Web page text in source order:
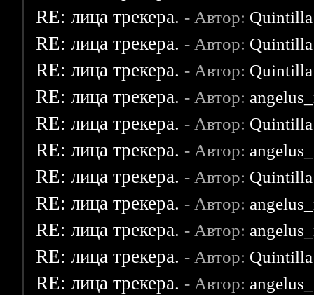
RE: лица трекера. - Автор: Quintilla
RE: лица трекера. - Автор: Quintilla
RE: лица трекера. - Автор: Quintilla
RE: лица трекера. - Автор:
RE: лица трекера. - Автор: Quintilla
RE: лица трекера. - Автор:
RE: лица трекера. - Автор: Quintilla
RE: лица трекера. - Автор:
RE: лица трекера. - Автор:
RE: лица трекера. - Автор: Quintilla
RE: лица трекера. - Автор: